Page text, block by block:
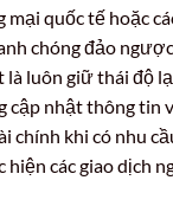
quốc tế hoặc
chóng đảo
luôn giữ thái độ
cập nhật thông tin
chính khi có nhu
hiện các giao dịch